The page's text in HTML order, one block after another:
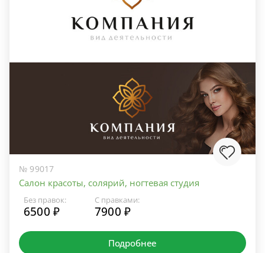
№ 99017
Салон красоты, солярий, ногтевая студия
Без правок:
6500 ₽
С правками:
7900 ₽
Подробнее